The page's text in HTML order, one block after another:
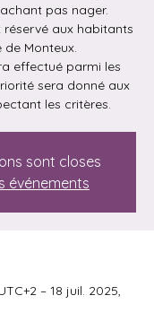
pas nager.
aux habitants
de Monteux.
effectué parmi les
sera donné aux
les critères.
sont closes
événements
– 18 juil. 2025,